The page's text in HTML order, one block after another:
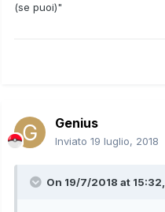
(se puoi)"
Genius
Inviato 19 luglio, 2018
On 19/7/2018 at 15:32,